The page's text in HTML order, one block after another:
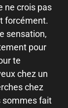
ne crois pas
forcément.
sensation,
pour
te
chez un
chez
sommes fait